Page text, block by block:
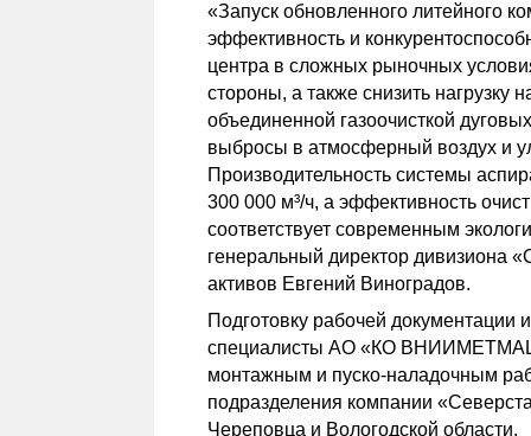
«Запуск обновленного литейного
эффективность и
центра в сложных рыночных
стороны, а также снизить нагрузку
объединенной газоочисткой
выбросы в атмосферный воздух и
Производительность системы
300 000 м³/ч, а эффективность
соответствует современным
генеральный директор дивизиона
активов Евгений Виноградов.
Подготовку рабочей документации
специалисты АО «КО
монтажным и пуско-наладочным
подразделения компании
Череповца и Вологодской области.